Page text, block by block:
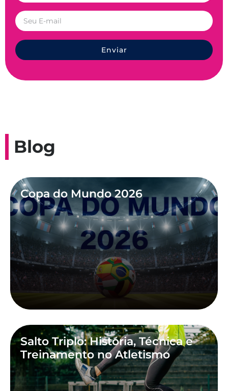
Enviar
Blog
Copa do Mundo 2026
Salto Triplo: História, Técnica e
Treinamento no Atletismo